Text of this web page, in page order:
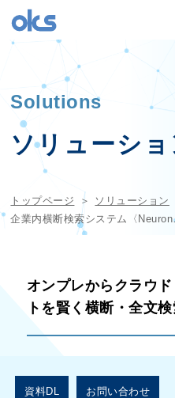
Solutions
ソリューショ
トップページ
ソリューション
企業内横断
オンプレからクラウ
トを賢く横断・全文
資料DL お問い合わせ